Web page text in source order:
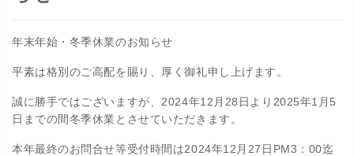
年末年始・冬季休業のお知らせ
平素は格別のご高配を賜り、厚く御礼申し上げます。
誠に勝手ではございますが、2024年12月28日より2025年1月5
日までの間冬季休業とさせていただきます。
本年最終のお問合せ等受付時間は2024年12月27日PM3：00迄